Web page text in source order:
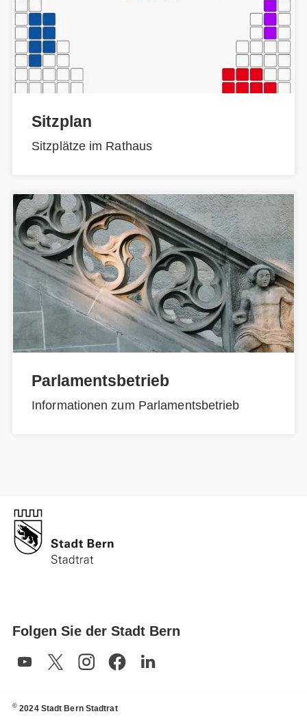
Sitzplan
Sitzplätze im Rathaus
Parlamentsbetrieb
Informationen zum Parlamentsbetrieb
Folgen Sie der Stadt Bern
© 2024 Stadt Bern Stadtrat